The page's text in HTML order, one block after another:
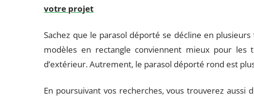
votre projet
Sachez que le parasol déporté se décline en
modèles en rectangle conviennent mieux pour les
d’extérieur. Autrement, le parasol déporté rond est
En poursuivant vos recherches, vous trouverez aussi